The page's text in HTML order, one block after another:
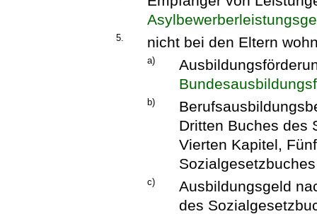
5. nicht bei den Eltern
a)
b)
Dritten Buches des
Vierten Kapitel,
c)
Ausbildungsgeld
des